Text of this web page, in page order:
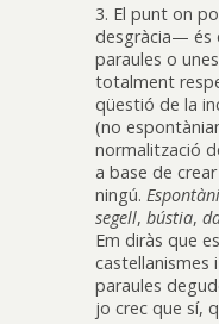
3. El punt on
desgràcia— és
paraules o
totalment
qüestió de la
(no
normalització
a base de
ningú.
segell, bústia,
Em diràs que
castellanismes
paraules
jo crec que sí,